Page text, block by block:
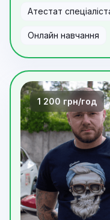
Атестат
Онлайн навчання
1 200 грн/год